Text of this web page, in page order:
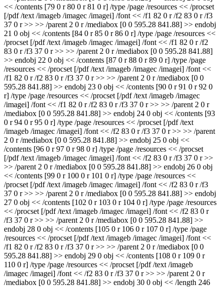
<< /contents [79 0 r 80 0 r 81 0 r] /type /page /resources << /procset
[/pdf /text /imageb /imagec /imagei] /font << /f1 82 0 r /f2 83 0 r /f3
37 0 r >> >> /parent 2 0 r /mediabox [0 0 595.28 841.88] >> endobj
21 0 obj << /contents [84 0 r 85 0 r 86 0 r] /type /page /resources <<
/procset [/pdf /text /imageb /imagec /imagei] /font << /f1 82 0 r /f2
83 0 r /f3 37 0 r >> >> /parent 2 0 r /mediabox [0 0 595.28 841.88]
>> endobj 22 0 obj << /contents [87 0 r 88 0 r 89 0 r] /type /page
/resources << /procset [/pdf /text /imageb /imagec /imagei] /font <<
/f1 82 0 r /f2 83 0 r /f3 37 0 r >> >> /parent 2 0 r /mediabox [0 0
595.28 841.88] >> endobj 23 0 obj << /contents [90 0 r 91 0 r 92 0
r] /type /page /resources << /procset [/pdf /text /imageb /imagec
/imagei] /font << /f1 82 0 r /f2 83 0 r /f3 37 0 r >> >> /parent 2 0 r
/mediabox [0 0 595.28 841.88] >> endobj 24 0 obj << /contents [93
0 r 94 0 r 95 0 r] /type /page /resources << /procset [/pdf /text
/imageb /imagec /imagei] /font << /f2 83 0 r /f3 37 0 r >> >> /parent
2 0 r /mediabox [0 0 595.28 841.88] >> endobj 25 0 obj <<
/contents [96 0 r 97 0 r 98 0 r] /type /page /resources << /procset
[/pdf /text /imageb /imagec /imagei] /font << /f2 83 0 r /f3 37 0 r >>
>> /parent 2 0 r /mediabox [0 0 595.28 841.88] >> endobj 26 0 obj
<< /contents [99 0 r 100 0 r 101 0 r] /type /page /resources <<
/procset [/pdf /text /imageb /imagec /imagei] /font << /f2 83 0 r /f3
37 0 r >> >> /parent 2 0 r /mediabox [0 0 595.28 841.88] >> endobj
27 0 obj << /contents [102 0 r 103 0 r 104 0 r] /type /page /resources
<< /procset [/pdf /text /imageb /imagec /imagei] /font << /f2 83 0 r
/f3 37 0 r >> >> /parent 2 0 r /mediabox [0 0 595.28 841.88] >>
endobj 28 0 obj << /contents [105 0 r 106 0 r 107 0 r] /type /page
/resources << /procset [/pdf /text /imageb /imagec /imagei] /font <<
/f1 82 0 r /f2 83 0 r /f3 37 0 r >> >> /parent 2 0 r /mediabox [0 0
595.28 841.88] >> endobj 29 0 obj << /contents [108 0 r 109 0 r
110 0 r] /type /page /resources << /procset [/pdf /text /imageb
/imagec /imagei] /font << /f2 83 0 r /f3 37 0 r >> >> /parent 2 0 r
/mediabox [0 0 595.28 841.88] >> endobj 30 0 obj << /length 246